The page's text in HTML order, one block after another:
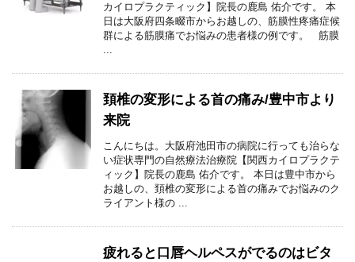
カイロプラクティック】院長の鹿島 佑介です。 本
日は大阪府四条畷市からお越しの、筋膜性疼痛症候
群による筋膜痛でお悩みの患者様の例です。 筋膜
...
頚椎の変形による首の痛み/豊中市より
来院
こんにちは。大阪府池田市の病院に行っても治らな
い症状専門の自然療法治療院【関西カイロプラクテ
ィック】院長の鹿島 佑介です。 本日は豊中市から
お越しの、頚椎の変形による首の痛みでお悩みのク
ライアント様の ...
疲れると口唇ヘルペスがでるのはビタ